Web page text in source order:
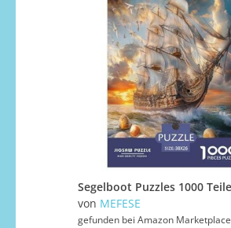
von MEFESE
gefunden bei Amazon Marketplace